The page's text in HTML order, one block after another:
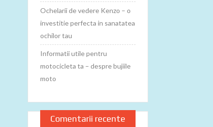
Ochelarii de vedere Kenzo – o
investitie perfecta in sanatatea
ochilor tau
Informatii utile pentru
motocicleta ta – despre bujiile
moto
Comentarii recente